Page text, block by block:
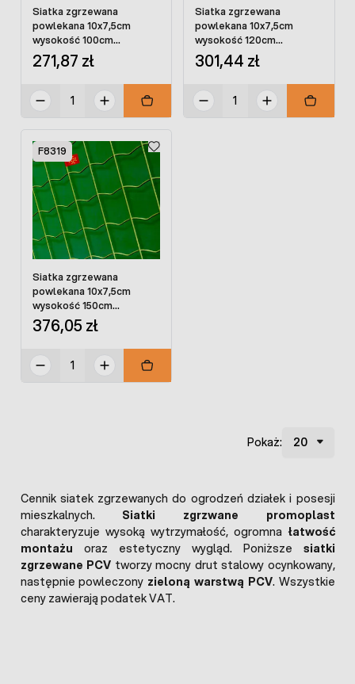
Siatka zgrzewana
powlekana 10x7,5cm
wysokość 100cm
PROMOPLAST
271,87 zł
Siatka zgrzewana
powlekana 10x7,5cm
wysokość 120cm
PROMOPLAST
301,44 zł
F8319
Siatka zgrzewana
powlekana 10x7,5cm
wysokość 150cm
PROMOPLAST
376,05 zł
Pokaż:
Cennik siatek zgrzewanych do ogrodzeń działek i posesji
mieszkalnych. Siatki zgrzwane promoplast
charakteryzuje wysoką wytrzymałość, ogromnałatwość
montażu oraz estetyczny wygląd. Poniższe siatki
zgrzewane PCV tworzy mocny drut stalowy ocynkowany,
następnie powleczony zieloną warstwą PCV. Wszystkie
ceny zawierają podatek VAT.